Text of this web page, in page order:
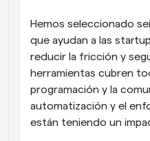
Hemos seleccionado
que ayudan a las
reducir la fricción y
herramientas cubren
programación y la
automatización y el
están teniendo un